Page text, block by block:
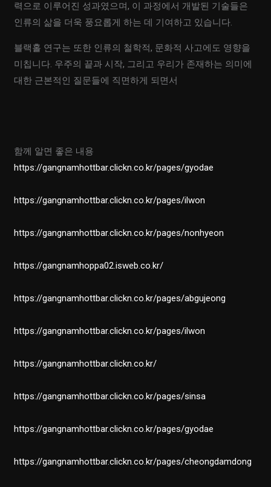
력으로 이루어진 성과였으며, 이 과정에서 개발된 기술들은
인류의 삶을 더욱 풍요롭게 하는 데 기여하고 있습니다.
블랙홀 연구는 또한 인류의 철학적, 문화적 사고에도 영향을
미칩니다. 우주의 끝과 시작, 그리고 우리가 존재하는 의미에
대한 근본적인 질문들에 직면하게 되면서
함께 알면 좋은 내용
https://gangnamhottbar.clickn.co.kr/pages/gyodae
https://gangnamhottbar.clickn.co.kr/pages/ilwon
https://gangnamhottbar.clickn.co.kr/pages/nonhyeon
https://gangnamhoppa02.isweb.co.kr/
https://gangnamhottbar.clickn.co.kr/pages/abgujeong
https://gangnamhottbar.clickn.co.kr/pages/ilwon
https://gangnamhottbar.clickn.co.kr/
https://gangnamhottbar.clickn.co.kr/pages/sinsa
https://gangnamhottbar.clickn.co.kr/pages/gyodae
https://gangnamhottbar.clickn.co.kr/pages/cheongdamdong